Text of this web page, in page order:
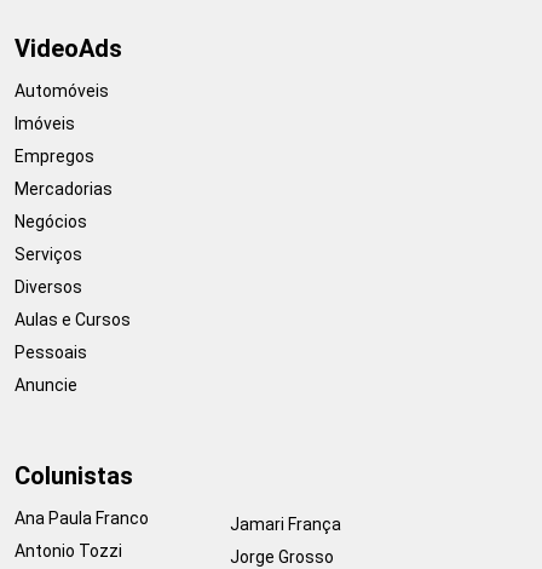
VideoAds
Automóveis
Imóveis
Empregos
Mercadorias
Negócios
Serviços
Diversos
Aulas e Cursos
Pessoais
Anuncie
Colunistas
Ana Paula Franco
Antonio Tozzi
Jamari França
Jorge Grosso